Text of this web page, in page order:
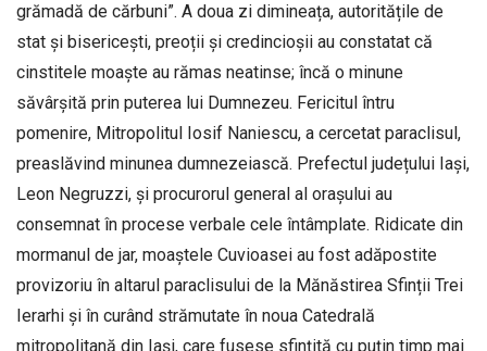
grămadă de cărbuni”. A doua zi dimineața, autoritățile de
stat și bisericești, preoții și credincioșii au constatat că
cinstitele moaște au rămas neatinse; încă o minune
săvârșită prin puterea lui Dumnezeu. Fericitul întru
pomenire, Mitropolitul Iosif Naniescu, a cercetat paraclisul,
preaslăvind minunea dumnezeiască. Prefectul județului Iași,
Leon Negruzzi, și procurorul general al orașului au
consemnat în procese verbale cele întâmplate. Ridicate din
mormanul de jar, moaștele Cuvioasei au fost adăpostite
provizoriu în altarul paraclisului de la Mănăstirea Sfinții Trei
Ierarhi și în curând strămutate în noua Catedrală
mitropolitană din Iași, care fusese sfințită cu puțin timp mai